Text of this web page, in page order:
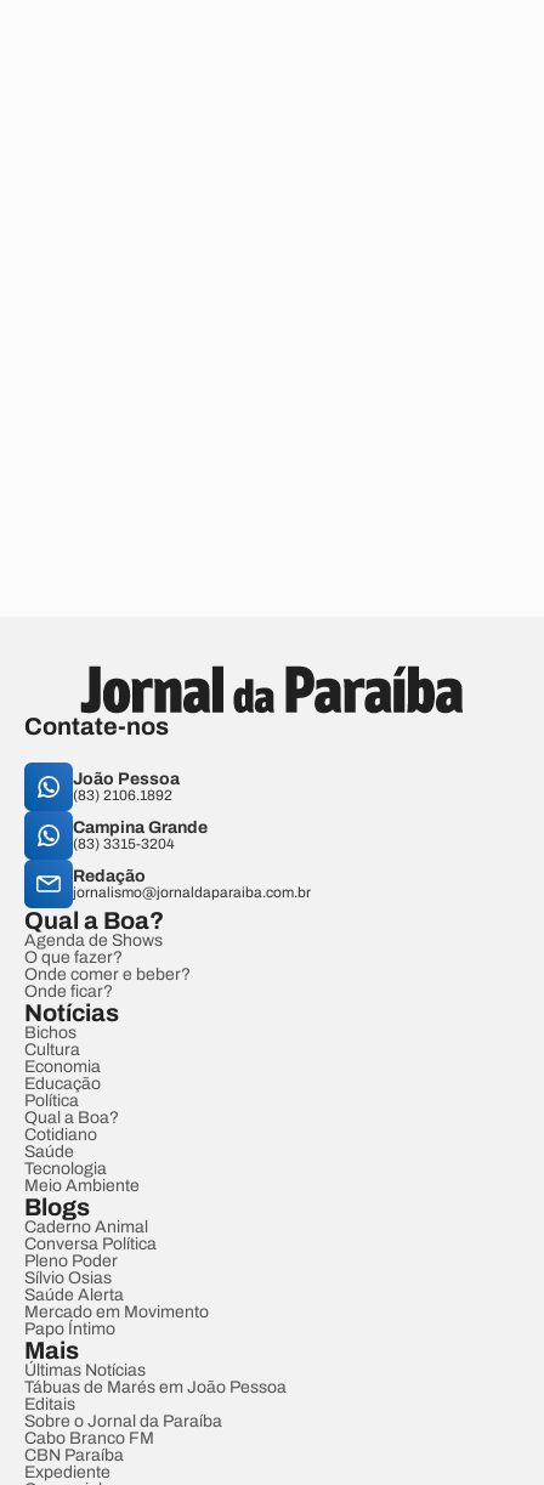
Contate-nos
João Pessoa
(83) 2106.1892
Campina Grande
(83) 3315-3204
Redação
jornalismo@jornaldaparaiba.com.br
Qual a Boa?
Agenda de Shows
O que fazer?
Onde comer e beber?
Onde ficar?
Notícias
Bichos
Cultura
Economia
Educação
Política
Qual a Boa?
Cotidiano
Saúde
Tecnologia
Meio Ambiente
Blogs
Caderno Animal
Conversa Política
Pleno Poder
Sílvio Osias
Saúde Alerta
Mercado em Movimento
Papo Íntimo
Mais
Últimas Notícias
Tábuas de Marés em João Pessoa
Editais
Sobre o Jornal da Paraíba
Cabo Branco FM
CBN Paraíba
Expediente